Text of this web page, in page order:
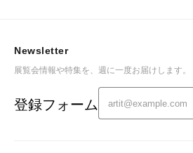
Newsletter
展覧会情報や特集を、週に一度お届けします。
登録フォーム